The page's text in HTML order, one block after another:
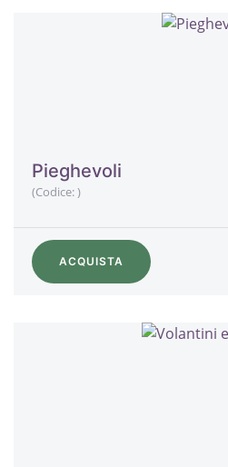
Pieghevoli
(Codice:)
ACQUISTA